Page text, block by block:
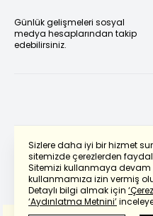
Sizlere daha iyi bir hizmet
sitemizde çerezlerden
Sitemizi kullanmaya devam
kullanmamıza izin vermiş
Detaylı bilgi almak için
‘Aydınlatma Metnini’
Günlük gelişmeleri sosyal
medya hesaplarından takip
edebilirsiniz.
Powered by